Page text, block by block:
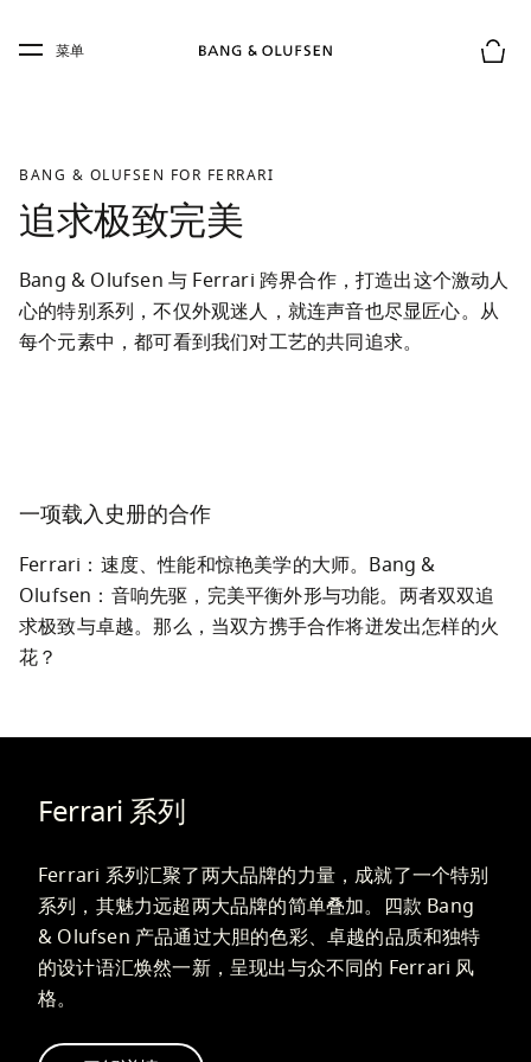
Skip to main footer
菜单
BANG & OLUFSEN FOR FERRARI
追求极致完美
Bang & Olufsen 与 Ferrari 跨界合作，打造出这个激动人
心的特别系列，不仅外观迷人，就连声音也尽显匠心。从
每个元素中，都可看到我们对工艺的共同追求。
一项载入史册的合作
Ferrari：速度、性能和惊艳美学的大师。Bang &
Olufsen：音响先驱，完美平衡外形与功能。两者双双追
求极致与卓越。那么，当双方携手合作将迸发出怎样的火
花？
Ferrari 系列
Ferrari 系列汇聚了两大品牌的力量，成就了一个特别
系列，其魅力远超两大品牌的简单叠加。四款 Bang
& Olufsen 产品通过大胆的色彩、卓越的品质和独特
的设计语汇焕然一新，呈现出与众不同的 Ferrari 风
格。